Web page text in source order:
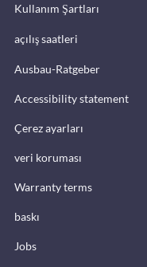
Kullanım Şartları
açılış saatleri
Ausbau-Ratgeber
Accessibility statement
Çerez ayarları
veri koruması
Warranty terms
baskı
Jobs